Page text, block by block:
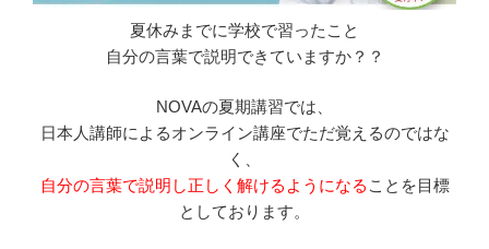
夏休みまでに学校で習ったこと
自分の言葉で説明できていますか？？
NOVAの夏期講習では、
日本人講師によるオンライン講座でただ覚えるのではな
く、
自分の言葉で説明し正しく解けるようになる ことを目標
としております。